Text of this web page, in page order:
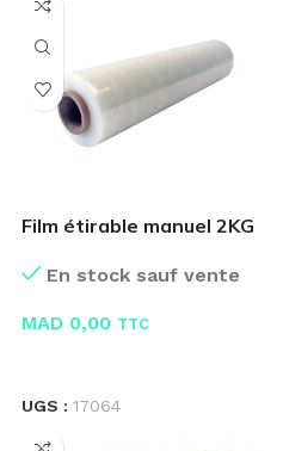
Film étirable manuel 2KG
En stock sauf vente
MAD 0,00 TTC
UGS : 17064